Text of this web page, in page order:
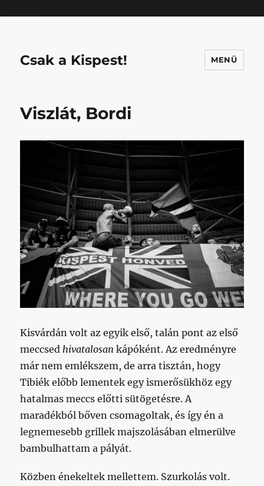
Csak a Kispest! MENÜ
Viszlát, Bordi
Kisvárdán volt az egyik első, talán pont az első
meccsed hivatalosan kápóként. Az eredményre
már nem emlékszem, de arra tisztán, hogy
Tibiék előbb lementek egy ismerősükhöz egy
hatalmas meccs előtti sütögetésre. A
maradékból bőven csomagoltak, és így én a
legnemesebb grillek majszolásában elmerülve
bambulhattam a pályát.
Közben énekeltek mellettem. Szurkolás volt.